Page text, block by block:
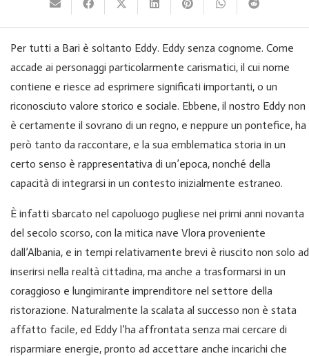
Per tutti a Bari è soltanto Eddy. Eddy senza cognome. Come
accade ai personaggi particolarmente carismatici, il cui nome
contiene e riesce ad esprimere significati importanti, o un
riconosciuto valore storico e sociale. Ebbene, il nostro Eddy non
è certamente il sovrano di un regno, e neppure un pontefice, ha
però tanto da raccontare, e la sua emblematica storia in un
certo senso è rappresentativa di un’epoca, nonché della
capacità di integrarsi in un contesto inizialmente estraneo.
È infatti sbarcato nel capoluogo pugliese nei primi anni novanta
del secolo scorso, con la mitica nave Vlora proveniente
dall’Albania, e in tempi relativamente brevi è riuscito non solo ad
inserirsi nella realtà cittadina, ma anche a trasformarsi in un
coraggioso e lungimirante imprenditore nel settore della
ristorazione. Naturalmente la scalata al successo non è stata
affatto facile, ed Eddy l’ha affrontata senza mai cercare di
risparmiare energie, pronto ad accettare anche incarichi che